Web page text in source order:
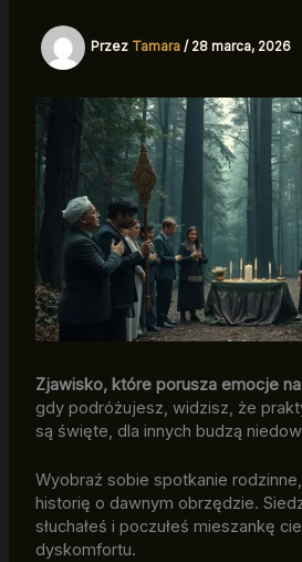
Przez Tamara / 28 marca, 2026
Zjawisko, które porusza emocje
gdy podróżujesz, widzisz, że
są święte, dla innych budzą
Wyobraź sobie spotkanie
historię o dawnym obrzędzie.
słuchałeś i poczułeś mieszankę
dyskomfortu.